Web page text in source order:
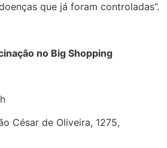
que já foram controladas”.
no Big Shopping
César de Oliveira, 1275,